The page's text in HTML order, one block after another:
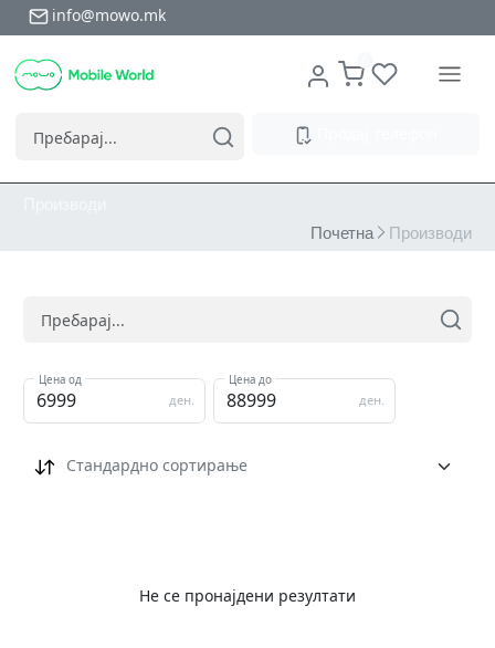
info@mowo.mk
Почетна
Производи
ден.
Цена од
ден.
Цена до
Стандардно сортирање
Не се пронајдени резултати